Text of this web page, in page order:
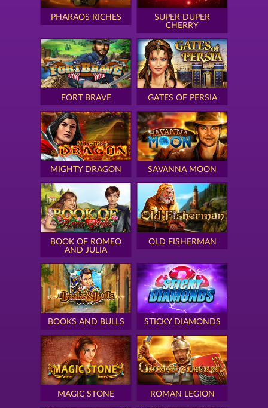
PHARAOS RICHES
SUPER DUPER
CHERRY
FORT BRAVE GATES OF PERSIA
MIGHTY DRAGON SAVANNA MOON
BOOK OF ROMEO
AND JULIA
OLD FISHERMAN
BOOKS AND BULLS STICKY DIAMONDS
MAGIC STONE ROMAN LEGION